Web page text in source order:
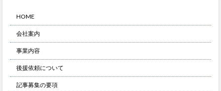
HOME
会社案内
事業内容
後援依頼について
記事募集の要項